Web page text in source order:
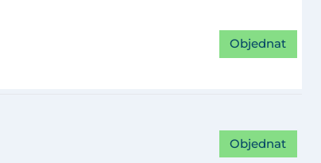
Objednat
Objednat